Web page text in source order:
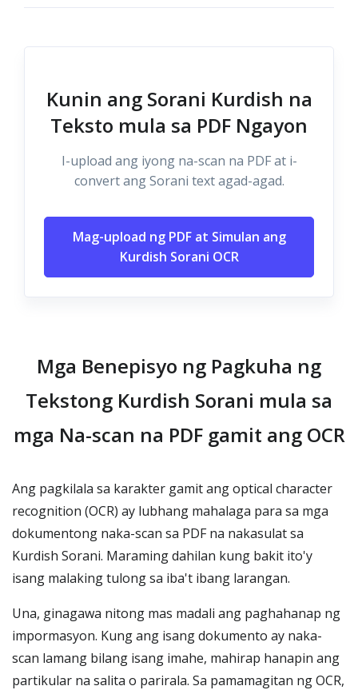
Kunin ang Sorani Kurdish na
Teksto mula sa PDF Ngayon
I-upload ang iyong na-scan na PDF at i-
convert ang Sorani text agad-agad.
Mag-upload ng PDF at Simulan ang
Kurdish Sorani OCR
Mga Benepisyo ng Pagkuha ng
Tekstong Kurdish Sorani mula sa
mga Na-scan na PDF gamit ang OCR
Ang pagkilala sa karakter gamit ang optical character
recognition (OCR) ay lubhang mahalaga para sa mga
dokumentong naka-scan sa PDF na nakasulat sa
Kurdish Sorani. Maraming dahilan kung bakit ito'y
isang malaking tulong sa iba't ibang larangan.
Una, ginagawa nitong mas madali ang paghahanap ng
impormasyon. Kung ang isang dokumento ay naka-
scan lamang bilang isang imahe, mahirap hanapin ang
partikular na salita o parirala. Sa pamamagitan ng OCR,